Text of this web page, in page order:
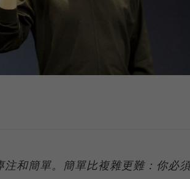
和簡單。簡單比複雜更難：你必